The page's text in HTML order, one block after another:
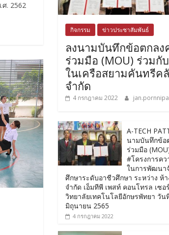
. 2562
กิจกรรม ข่าวประชาสัมพันธ์
ลงนามบันทึกข้อตกลง
ร่วมมือ (MOU) ร่วมกั
ในเครือสยามคันทรีค
จำกัด
4 กรกฎาคม 2022
A-TECH
นามบันทึกข้อ
ร่วมมือ
#โครงการค
ในการพัฒนา
ศึกษาระดับอาชีวศึกษา ระหว่าง ห้
จำกัด เอ็มทีพี เพสท์ คอนโทรล เซอ
วิทยาลัยเทคโนโลยีอักษรพัทยา วัน
มิถุนายน 2565
4 กรกฎาคม 2022